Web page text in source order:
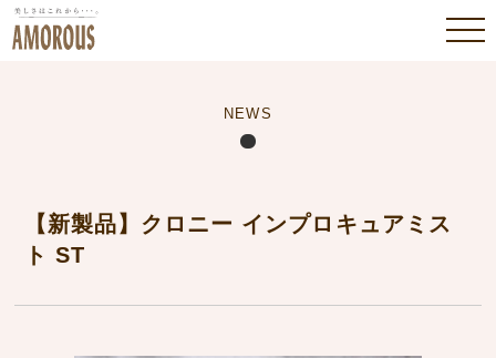
【新製品】クロニー インプロキュアミス
ト ST
NEWS